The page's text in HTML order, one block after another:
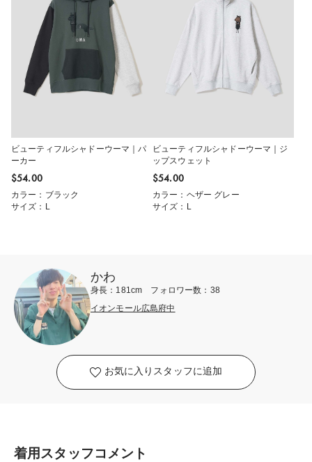
ビューティフルシャドーウーマ｜パ
ーカー
$‌54.00
カラー：ブラック
サイズ：L
ビューティフルシャドーウーマ｜ジ
ップスウェット
$‌54.00
カラー：ヘザー グレー
サイズ：L
かわ
身長：181cm フォロワー数：38
イオンモール広島府中
お気に入りスタッフに追加
着用スタッフコメント